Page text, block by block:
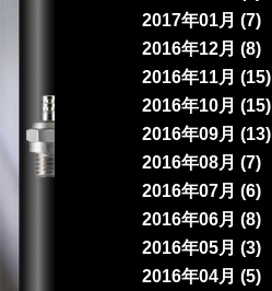
2017年01月 (7)
2016年12月 (8)
2016年11月 (15)
2016年10月 (15)
2016年09月 (13)
2016年08月 (7)
2016年07月 (6)
2016年06月 (8)
2016年05月 (3)
2016年04月 (5)